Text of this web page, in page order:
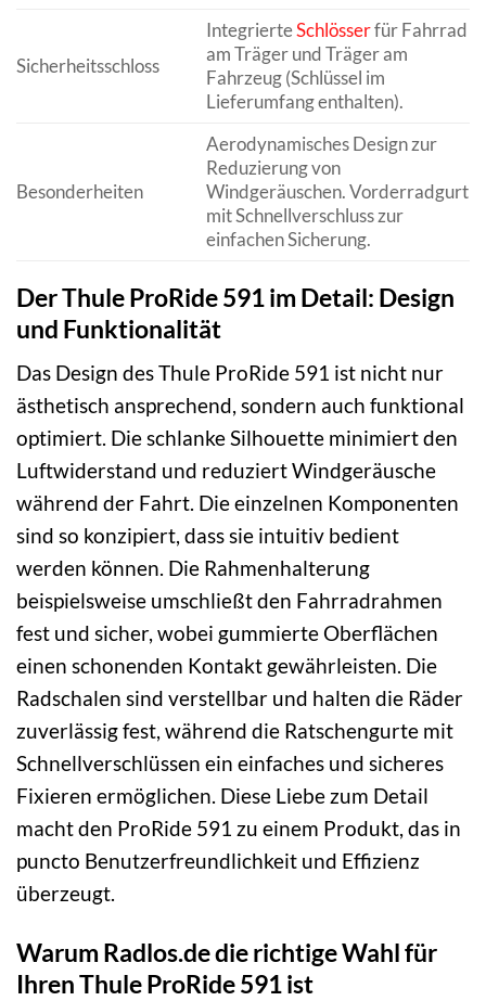
Sicherheitsschloss
IntegrierteSchlösserfür Fahrrad
am Träger und Träger am
Fahrzeug (Schlüssel im
Lieferumfang enthalten).
Besonderheiten
Aerodynamisches Design zur
Reduzierung von
Windgeräuschen. Vorderradgurt
mit Schnellverschluss zur
einfachen Sicherung.
Der Thule ProRide 591 im Detail: Design
und Funktionalität
Das Design des Thule ProRide 591 ist nicht nur
ästhetisch ansprechend, sondern auch funktional
optimiert. Die schlanke Silhouette minimiert den
Luftwiderstand und reduziert Windgeräusche
während der Fahrt. Die einzelnen Komponenten
sind so konzipiert, dass sie intuitiv bedient
werden können. Die Rahmenhalterung
beispielsweise umschließt den Fahrradrahmen
fest und sicher, wobei gummierte Oberflächen
einen schonenden Kontakt gewährleisten. Die
Radschalen sind verstellbar und halten die Räder
zuverlässig fest, während die Ratschengurte mit
Schnellverschlüssen ein einfaches und sicheres
Fixieren ermöglichen. Diese Liebe zum Detail
macht den ProRide 591 zu einem Produkt, das in
puncto Benutzerfreundlichkeit und Effizienz
überzeugt.
Warum Radlos.de die richtige Wahl für
Ihren Thule ProRide 591 ist